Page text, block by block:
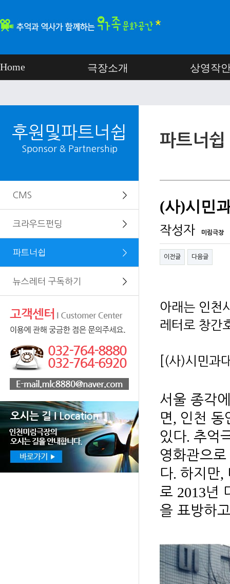
Home 극장소개 상영작
후원및파트너쉽
Sponsor & Partnership
CMS ＞
크라우드펀딩 ＞
파트너쉽 ＞
뉴스레터 구독하기 ＞
파트너쉽
(사)시민
작성자 미림극장
이전글 다음글
아래는 인천
레터로 창간
[(사)시민과
서울 종각
면, 인천 동
있다. 추억
영화관으
다. 하지만,
로 2013년
을 표방하